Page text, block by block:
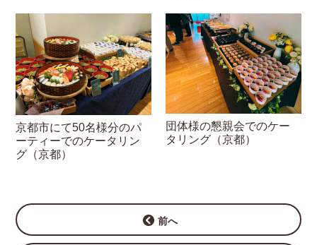
京都市にて50名様分のパ
ーティーでのケータリン
グ（京都）
団体様の懇親会でのケー
タリング（京都）
前へ